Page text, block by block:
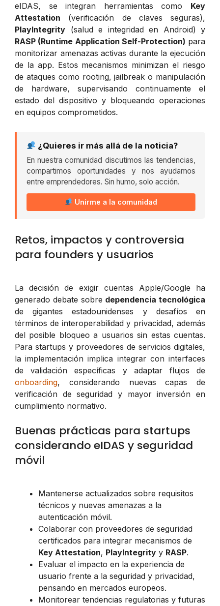
eIDAS, se integran herramientas como Key
Attestation (verificación de claves seguras),
PlayIntegrity (salud e integridad en Android) y
RASP (Runtime Application Self-Protection) para
monitorizar amenazas activas durante la ejecución
de la app. Estos mecanismos minimizan el riesgo
de ataques como rooting, jailbreak o manipulación
de hardware, supervisando continuamente el
estado del dispositivo y bloqueando operaciones
en equipos comprometidos.
¿Quieres ir más allá de la noticia?
En nuestra comunidad discutimos las tendencias,
compartimos oportunidades y nos ayudamos
entre emprendedores. Sin humo, solo acción.
Unirme a la comunidad
Retos, impactos y controversia
para founders y usuarios
La decisión de exigir cuentas Apple/Google ha
generado debate sobre dependencia tecnológica
de gigantes estadounidenses y desafíos en
términos de interoperabilidad y privacidad, además
del posible bloqueo a usuarios sin estas cuentas.
Para startups y proveedores de servicios digitales,
la implementación implica integrar con interfaces
de validación específicas y adaptar flujos de
onboarding, considerando nuevas capas de
verificación de seguridad y mayor inversión en
cumplimiento normativo.
Buenas prácticas para startups
considerando eIDAS y seguridad
móvil
Mantenerse actualizados sobre requisitos
técnicos y nuevas amenazas a la
autenticación móvil.
Colaborar con proveedores de seguridad
certificados para integrar mecanismos de
Key Attestation, PlayIntegrity y RASP.
Evaluar el impacto en la experiencia de
usuario frente a la seguridad y privacidad,
pensando en mercados europeos.
Monitorear tendencias regulatorias y futuras